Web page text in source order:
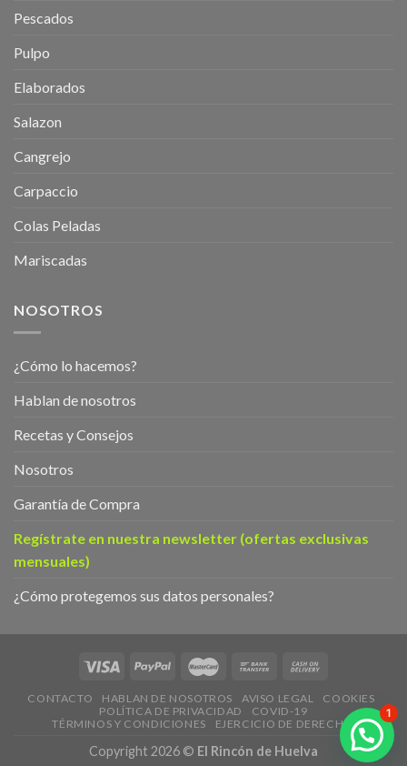
Pescados
Pulpo
Elaborados
Salazon
Cangrejo
Carpaccio
Colas Peladas
Mariscadas
NOSOTROS
¿Cómo lo hacemos?
Hablan de nosotros
Recetas y Consejos
Nosotros
Garantía de Compra
Regístrate en nuestra newsletter (ofertas exclusivas
mensuales)
¿Cómo protegemos sus datos personales?
CONTACTO HABLAN DE NOSOTROS AVISO LEGAL
COOKIES
POLÍTICA DE PRIVACIDAD
COVID-19
TÉRMINOS Y CONDICIONES
EJERCICIO DE DERECHOS
Copyright 2026 © El Rincón de Huelva
1